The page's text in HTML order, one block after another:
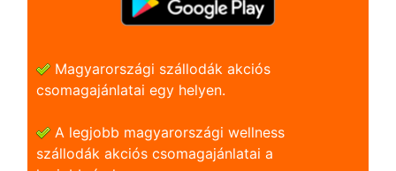
Magyarországi szállodák akciós
csomagajánlatai egy helyen.
A legjobb magyarországi wellness
szállodák akciós csomagajánlatai a